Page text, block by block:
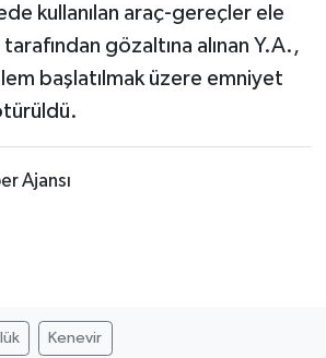
kullanılan araç-gereçler ele
gözaltına alınan Y.A.,
başlatılmak üzere emniyet
Ajansı
Kenevir